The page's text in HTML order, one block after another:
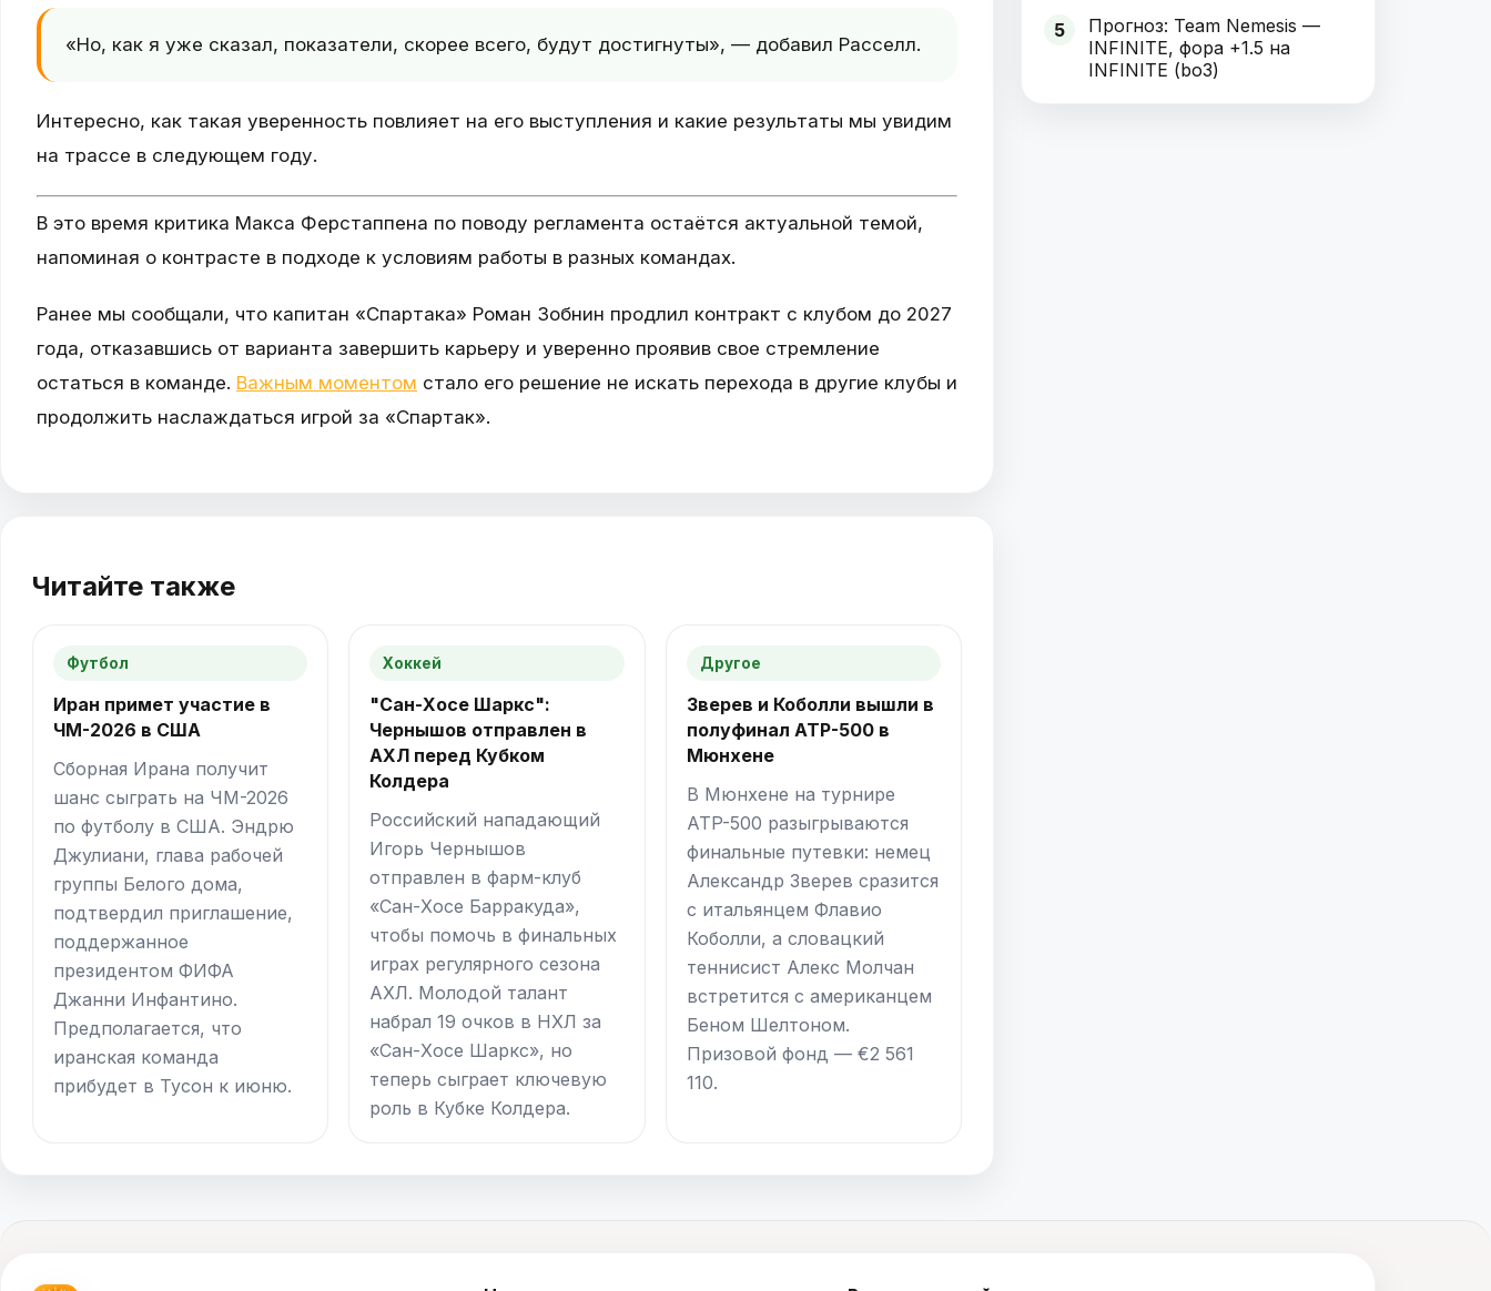
«Но, как я уже сказал, показатели, скорее всего, будут достигнуты», — добавил Расселл.
Интересно, как такая уверенность повлияет на его выступления и какие результаты мы увидим
на трассе в следующем году.
В это время критика Макса Ферстаппена по поводу регламента остаётся актуальной темой,
напоминая о контрасте в подходе к условиям работы в разных командах.
Ранее мы сообщали, что капитан «Спартака» Роман Зобнин продлил контракт с клубом до 2027
года, отказавшись от варианта завершить карьеру и уверенно проявив свое стремление
остаться в команде. Важным моментом стало его решение не искать перехода в другие клубы и
продолжить наслаждаться игрой за «Спартак».
Читайте также
Футбол
Иран примет участие в
ЧМ-2026 в США
Сборная Ирана получит
шанс сыграть на ЧМ-2026
по футболу в США. Эндрю
Джулиани, глава рабочей
группы Белого дома,
подтвердил приглашение,
поддержанное
президентом ФИФА
Джанни Инфантино.
Предполагается, что
иранская команда
прибудет в Тусон к июню.
Хоккей
"Сан-Хосе Шаркс":
Чернышов отправлен в
АХЛ перед Кубком
Колдера
Российский нападающий
Игорь Чернышов
отправлен в фарм-клуб
«Сан-Хосе Барракуда»,
чтобы помочь в финальных
играх регулярного сезона
АХЛ. Молодой талант
набрал 19 очков в НХЛ за
«Сан-Хосе Шаркс», но
теперь сыграет ключевую
роль в Кубке Колдера.
Другое
Зверев и Коболли вышли в
полуфинал ATP-500 в
Мюнхене
В Мюнхене на турнире
ATP-500 разыгрываются
финальные путевки: немец
Александр Зверев сразится
с итальянцем Флавио
Коболли, а словацкий
теннисист Алекс Молчан
встретится с американцем
Беном Шелтоном.
Призовой фонд — €2 561
110.
5
Прогноз: Team Nemesis —
INFINITE, фора +1.5 на
INFINITE (bo3)